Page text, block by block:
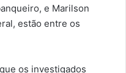
e Marilson
estão entre os
os investigados